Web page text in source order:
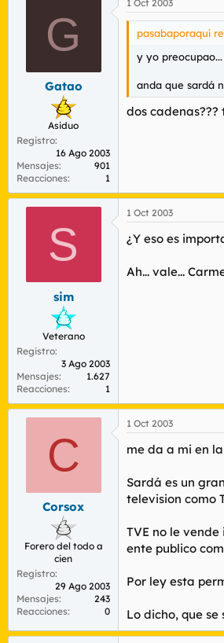
G
Gatao
Asiduo
Registro
16 Ago 2003
Mensajes
901
Reacciones
1
1 Oct 2003
pasabaporaquí
y yo preocupao...
anda que sardá
dos cadenas???
S
sim
Veterano
Registro
3 Ago 2003
Mensajes
1.627
Reacciones
1
1 Oct 2003
¿Y eso es
Ah... vale...
C
Corsox
Forero del todo a
cien
Registro
29 Ago 2003
Mensajes
243
Reacciones
0
1 Oct 2003
me da a mi en
Sardá es un
television como
TVE no le
ente publico
Por ley esta
Lo dicho, que se